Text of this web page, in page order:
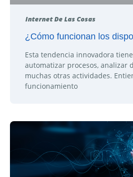
Internet De Las Cosas
¿Cómo funcionan los
Esta tendencia innovadora
automatizar procesos, analizar
muchas otras actividades.
funcionamiento